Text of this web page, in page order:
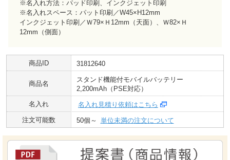
※名入れ方法：パッド印刷、インクジェット印刷
※名入れスペース：パット印刷／W45×H12mm
インクジェット印刷／Ｗ79×Ｈ12mm（天面）、Ｗ82×Ｈ
12mm（側面）
商品ID 31812640
商品名
スタンド機能付モバイルバッテリー
2,200mAh（PSE対応）
名入れ
名入れ見積り依頼はこちら
注文可能数
50個～ 単位未満の注文について